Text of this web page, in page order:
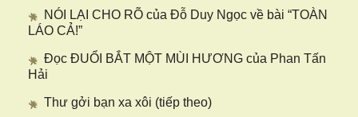
NÓI LẠI CHO RÕ của Đỗ Duy Ngọc về bài “TOÀN
LÁO CẢ!”
Đọc ĐUỔI BẮT MỘT MÙI HƯƠNG của Phan Tấn
Hải
Thư gởi bạn xa xôi (tiếp theo)